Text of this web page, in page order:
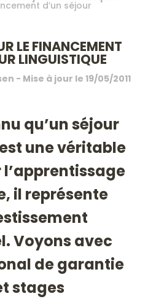
d’un séjour
LE FINANCEMENT
LINGUISTIQUE
- Mise à jour le 19/05/2011
qu’un séjour
une véritable
il représente
Voyons avec
de garantie
stages